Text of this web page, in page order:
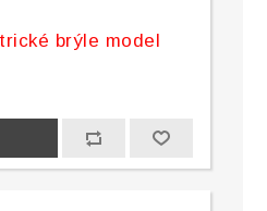
brýle model